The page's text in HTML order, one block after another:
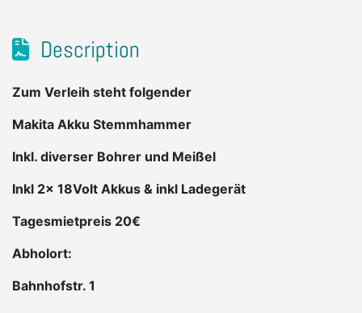
Description
Zum Verleih steht folgender
Makita Akku Stemmhammer
Inkl. diverser Bohrer und Meißel
Inkl 2x 18Volt Akkus & inkl Ladegerät
Tagesmietpreis 20€
Abholort:
Bahnhofstr. 1